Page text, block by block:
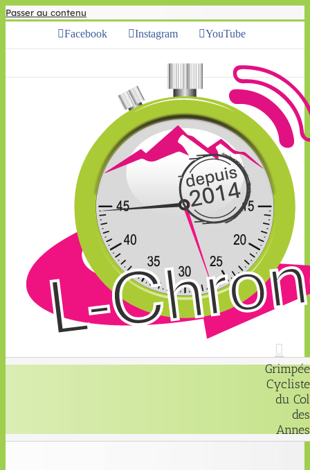
Passer au contenu
Facebook Instagram YouTube
Grimpée
Cycliste
du Col
des
Annes